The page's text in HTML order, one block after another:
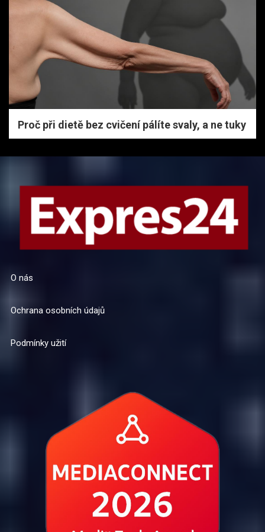
Proč při dietě bez cvičení pálíte svaly, a ne tuky
O nás
Ochrana osobních údajů
Podmínky užití